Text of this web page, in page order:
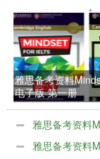
雅思备考资料
电子版 第一册
雅思备考资料
PDF雅思备考资料